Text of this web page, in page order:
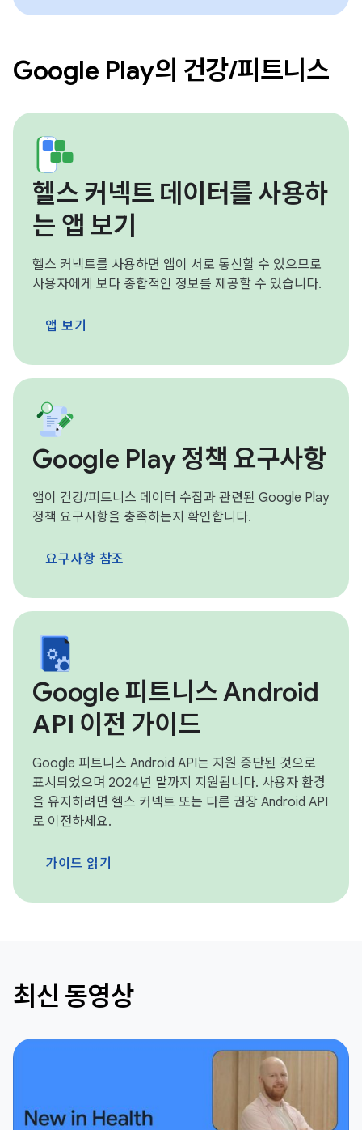
Google Play의 건강/피트니스
헬스 커넥트 데이터를 사용하
는 앱 보기
헬스 커넥트를 사용하면 앱이 서로 통신할 수 있으므로
사용자에게 보다 종합적인 정보를 제공할 수 있습니다.
앱 보기
Google Play 정책 요구사항
앱이 건강/피트니스 데이터 수집과 관련된 Google Play
정책 요구사항을 충족하는지 확인합니다.
요구사항 참조
Google 피트니스 Android
API 이전 가이드
Google 피트니스 Android API는 지원 중단된 것으로
표시되었으며 2024년 말까지 지원됩니다. 사용자 환경
을 유지하려면 헬스 커넥트 또는 다른 권장 Android API
로 이전하세요.
가이드 읽기
최신 동영상